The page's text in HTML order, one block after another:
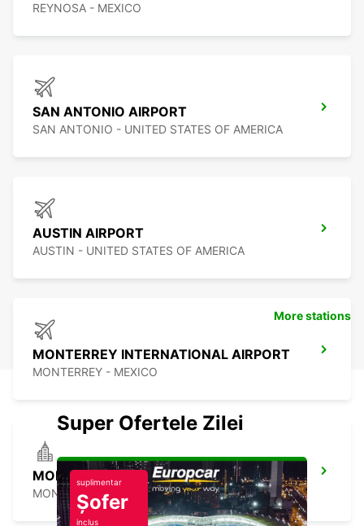
REYNOSA - MEXICO
SAN ANTONIO AIRPORT
SAN ANTONIO - UNITED STATES OF AMERICA
AUSTIN AIRPORT
AUSTIN - UNITED STATES OF AMERICA
MONTERREY INTERNATIONAL AIRPORT
MONTERREY - MEXICO
MONTERREY AEROPUERTO
MONTERREY - MEXICO
More stations
Super Ofertele Zilei
suplimentar
Șofer
inclus